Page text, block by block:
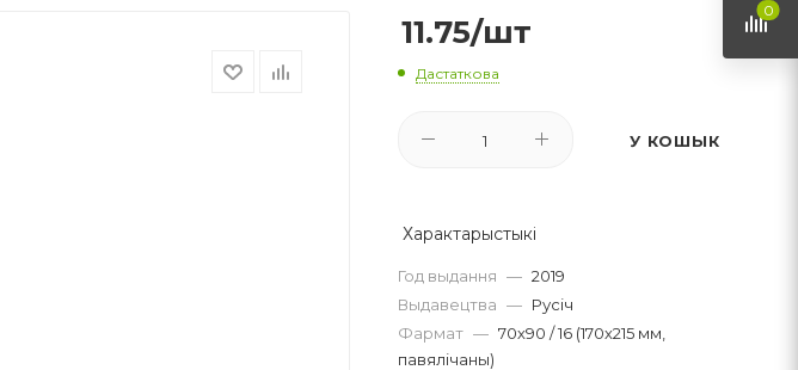
11.75/шт
Дастаткова
У КОШЫК
Характарыстыкі
Год выдання — 2019
Выдавецтва — Русіч
Фармат — 70х90 / 16 (170х215 мм,
павялічаны)
0